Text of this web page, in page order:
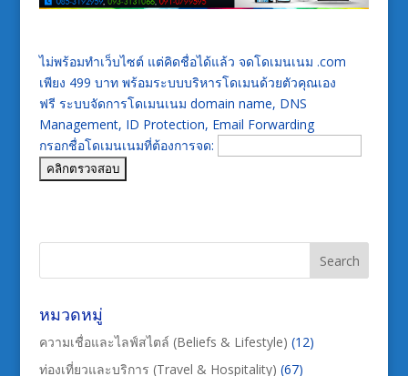
ไม่พร้อมทำเว็บไซต์ แต่คิดชื่อได้แล้ว จดโดเมนเนม .com
เพียง 499 บาท พร้อมระบบบริหารโดเมนด้วยตัวคุณเอง
ฟรี ระบบจัดการโดเมนเนม domain name, DNS
Management, ID Protection, Email Forwarding
กรอกชื่อโดเมนเนมที่ต้องการจด:
หมวดหมู่
ความเชื่อและไลฟ์สไตล์ (Beliefs & Lifestyle) (12)
ท่องเที่ยวและบริการ (Travel & Hospitality) (67)